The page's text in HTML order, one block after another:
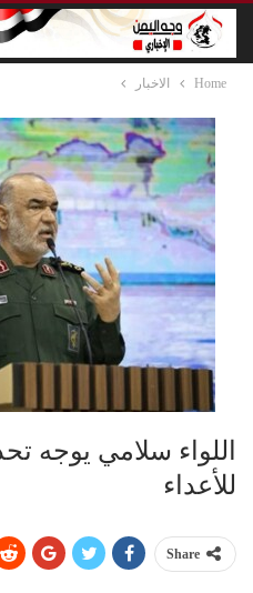
Home الاخبار
اللواء سلامي يوجه
للأعداء
Share